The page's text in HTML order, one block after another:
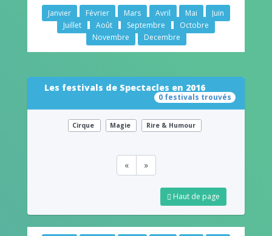
Janvier Février Mars Avril Mai
Juin
Juillet
Août Septembre
Octobre
Novembre
Decembre
Les festivals de Spectacles en 2016
0 festivals trouvés
Cirque Magie Rire & Humour
« »
Haut de page